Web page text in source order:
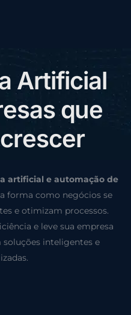
Artificial
esas que
crescer
artificial e automação de
forma como negócios se
e otimizam processos.
e leve sua empresa
inteligentes e
GRÁTIS